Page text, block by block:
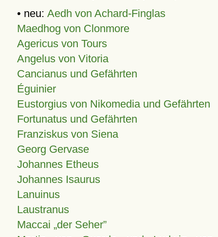
• neu: Aedh von Achard-Finglas
Maedhog von Clonmore
Agericus von Tours
Angelus von Vitoria
Cancianus und Gefährten
Éguinier
Eustorgius von Nikomedia und Gefährten
Fortunatus und Gefährten
Franziskus von Siena
Georg Gervase
Johannes Etheus
Johannes Isaurus
Lanuinus
Laustranus
Maccai „der Seher”